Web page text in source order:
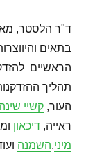
ד"ר הלסטר,
בתאים
הראשיים
תהליך
העור,קשיי שינה
ראייה,דיכאון
מיני,השמנה